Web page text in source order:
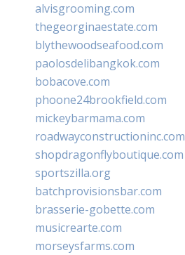
alvisgrooming.com
thegeorginaestate.com
blythewoodseafood.com
paolosdelibangkok.com
bobacove.com
phoone24brookfield.com
mickeybarmama.com
roadwayconstructioninc.com
shopdragonflyboutique.com
sportszilla.org
batchprovisionsbar.com
brasserie-gobette.com
musicrearte.com
morseysfarms.com